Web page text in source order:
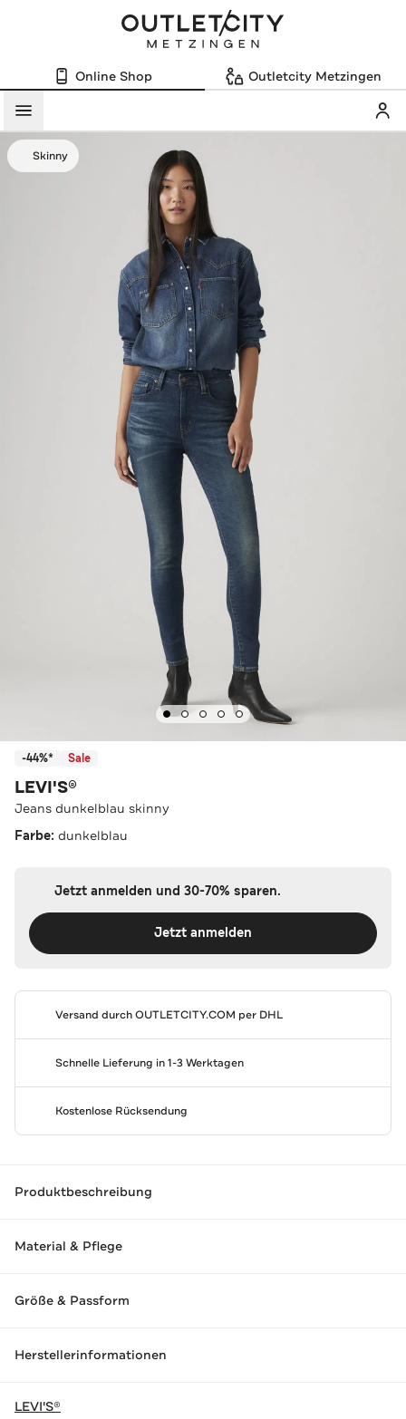
Online Shop Outletcity Metzingen
Menü
Skinny
-44%* Sale
LEVI'S®
Jeans dunkelblau skinny
Farbe: dunkelblau
Jetzt anmelden und 30-70% sparen.
Jetzt anmelden
Versand durchOUTLETCITY.COM per DHL
Schnelle Lieferung in 1-3 Werktagen
Kostenlose Rücksendung
Produktbeschreibung
Material & Pflege
Größe & Passform
Herstellerinformationen
LEVI'S®